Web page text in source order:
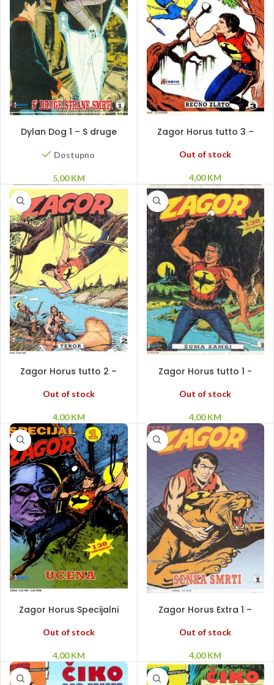
Dylan Dog 1 – S druge
Dostupno
5,00KM
Zagor Horus tutto 3 –
Out of stock
4,00KM
Zagor Horus tutto 2 –
Out of stock
4,00KM
Zagor Horus tutto 1 -
Out of stock
4,00KM
Zagor Horus Specijalni
Out of stock
4,00KM
Zagor Horus Extra 1 –
Out of stock
4,00KM